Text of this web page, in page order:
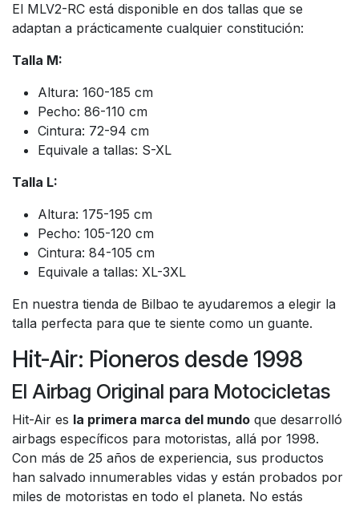
El MLV2-RC está disponible en dos tallas que se
adaptan a prácticamente cualquier constitución:
Talla M:
Altura: 160-185 cm
Pecho: 86-110 cm
Cintura: 72-94 cm
Equivale a tallas: S-XL
Talla L:
Altura: 175-195 cm
Pecho: 105-120 cm
Cintura: 84-105 cm
Equivale a tallas: XL-3XL
En nuestra tienda de Bilbao te ayudaremos a elegir la
talla perfecta para que te siente como un guante.
Hit-Air: Pioneros desde 1998
El Airbag Original para Motocicletas
Hit-Air es la primera marca del mundo que desarrolló
airbags específicos para motoristas, allá por 1998.
Con más de 25 años de experiencia, sus productos
han salvado innumerables vidas y están probados por
miles de motoristas en todo el planeta. No estás